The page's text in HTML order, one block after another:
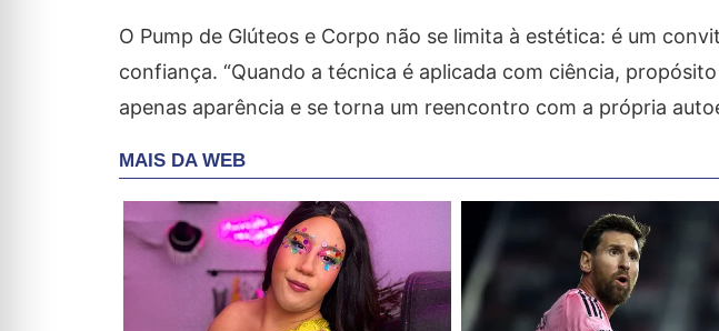
O Pump de Glúteos e Corpo não se limita à estética: é um
confiança. “Quando a técnica é aplicada com ciência,
apenas aparência e se torna um reencontro com a própria